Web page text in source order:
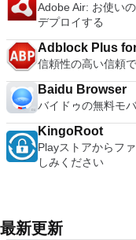
Adobe Air: お使い
デプロイする
Adblock Plus
信頼性の高い信頼
Baidu Browser
バイドゥの無料モ
KingoRoot
Playストアからフ
しみください
最新更新